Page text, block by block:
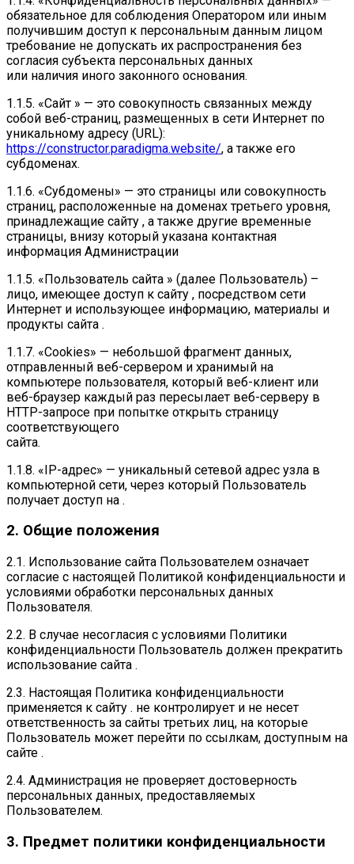
обязательное для соблюдения Оператором или иным
получившим доступ к персональным данным лицом
требование не допускать их распространения без
согласия субъекта персональных данных
или наличия иного законного основания.
1.1.5. «Сайт » — это совокупность связанных между
собой веб-страниц, размещенных в сети Интернет по
уникальному адресу (URL):
https://constructor.paradigma.website/, а также его
субдоменах.
1.1.6. «Субдомены» — это страницы или совокупность
страниц, расположенные на доменах третьего уровня,
принадлежащие сайту , а также другие временные
страницы, внизу который указана контактная
информация Администрации
1.1.5. «Пользователь сайта » (далее Пользователь) –
лицо, имеющее доступ к сайту , посредством сети
Интернет и использующее информацию, материалы и
продукты сайта .
1.1.7. «Cookies» — небольшой фрагмент данных,
отправленный веб-сервером и хранимый на
компьютере пользователя, который веб-клиент или
веб-браузер каждый раз пересылает веб-серверу в
HTTP-запросе при попытке открыть страницу
соответствующего
сайта.
1.1.8. «IP-адрес» — уникальный сетевой адрес узла в
компьютерной сети, через который Пользователь
получает доступ на .
2. Общие положения
2.1. Использование сайта Пользователем означает
согласие с настоящей Политикой конфиденциальности и
условиями обработки персональных данных
Пользователя.
2.2. В случае несогласия с условиями Политики
конфиденциальности Пользователь должен прекратить
использование сайта .
2.3. Настоящая Политика конфиденциальности
применяется к сайту . не контролирует и не несет
ответственность за сайты третьих лиц, на которые
Пользователь может перейти по ссылкам, доступным на
сайте .
2.4. Администрация не проверяет достоверность
персональных данных, предоставляемых
Пользователем.
3. Предмет политики конфиденциальности